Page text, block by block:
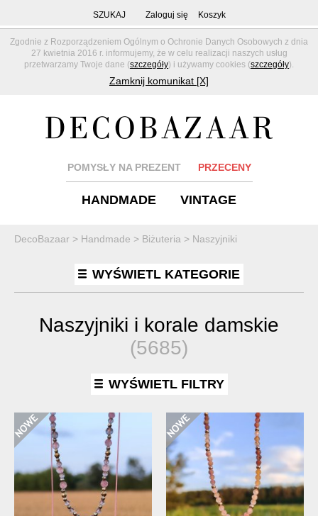
Zgodnie z Rozporządzeniem Ogólnym o Ochronie Danych Osobowych z dnia
27 kwietnia 2016 r. informujemy, że w celu realizacji naszych usług
przetwarzamy Twoje dane (szczegóły) i używamy cookies (szczegóły).
Zamknij komunikat [X]
SZUKAJ Zaloguj się Koszyk
POMYSŁY NA PREZENT PRZECENY
HANDMADE VINTAGE
DecoBazaar > Handmade > Biżuteria > Naszyjniki
WYŚWIETL KATEGORIE
Naszyjniki i korale damskie
(5685)
WYŚWIETL FILTRY